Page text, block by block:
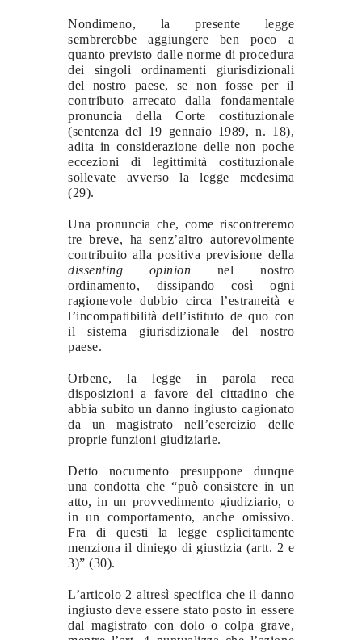
Nondimeno, la presente legge
sembrerebbe aggiungere ben poco a
quanto previsto dalle norme di procedura
dei singoli ordinamenti giurisdizionali
del nostro paese, se non fosse per il
contributo arrecato dalla fondamentale
pronuncia della Corte costituzionale
(sentenza del 19 gennaio 1989, n. 18),
adita in considerazione delle non poche
eccezioni di legittimità costituzionale
sollevate avverso la legge medesima
(29).
Una pronuncia che, come riscontreremo
tre breve, ha senz’altro autorevolmente
contribuito alla positiva previsione della
dissenting opinion nel nostro
ordinamento, dissipando così ogni
ragionevole dubbio circa l’estraneità e
l’incompatibilità dell’istituto de quo con
il sistema giurisdizionale del nostro
paese.
Orbene, la legge in parola reca
disposizioni a favore del cittadino che
abbia subito un danno ingiusto cagionato
da un magistrato nell’esercizio delle
proprie funzioni giudiziarie.
Detto nocumento presuppone dunque
una condotta che “può consistere in un
atto, in un provvedimento giudiziario, o
in un comportamento, anche omissivo.
Fra di questi la legge esplicitamente
menziona il diniego di giustizia (artt. 2 e
3)” (30).
L’articolo 2 altresì specifica che il danno
ingiusto deve essere stato posto in essere
dal magistrato con dolo o colpa grave,